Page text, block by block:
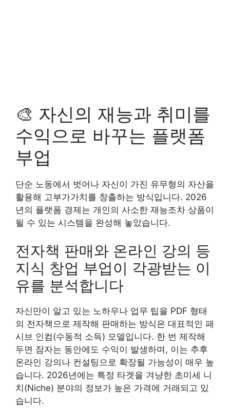
🎨 자신의 재능과 취미를
수익으로 바꾸는 플랫폼
부업
단순 노동에서 벗어나 자신이 가진 유무형의 자산을
활용해 고부가가치를 창출하는 방식입니다. 2026
년의 플랫폼 경제는 개인의 사소한 재능조차 상품이
될 수 있는 시스템을 완성해 놓았습니다.
전자책 판매와 온라인 강의 등
지식 창업 부업이 각광받는 이
유를 분석합니다
자신만이 알고 있는 노하우나 업무 팁을 PDF 형태
의 전자책으로 제작해 판매하는 방식은 대표적인 패
시브 인컴(수동적 소득) 모델입니다. 한 번 제작해
두면 잠자는 동안에도 수익이 발생하며, 이는 추후
온라인 강의나 컨설팅으로 확장될 가능성이 매우 높
습니다. 2026년에는 특정 타겟을 겨냥한 초미세 니
치(Niche) 분야의 정보가 높은 가격에 거래되고 있
습니다.